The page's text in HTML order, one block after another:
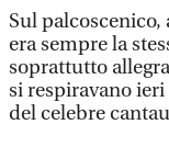
Sul
era sempre la
soprattutto
si respiravano
del celebre